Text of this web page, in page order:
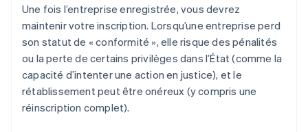
Une fois l’entreprise enregistrée, vous devrez
maintenir votre inscription. Lorsqu’une entreprise perd
son statut de « conformité », elle risque des pénalités
ou la perte de certains privilèges dans l’État (comme la
capacité d’intenter une action en justice), et le
rétablissement peut être onéreux (y compris une
réinscription complet).